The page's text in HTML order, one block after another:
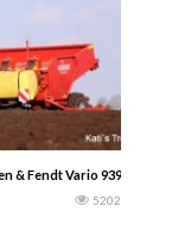
& Fendt Vario 939 mit
5202